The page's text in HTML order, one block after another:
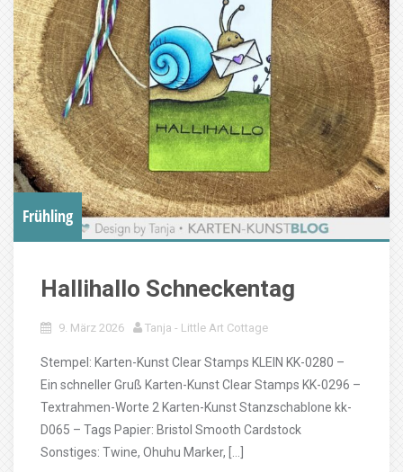
Frühling
Hallihallo Schneckentag
9. März 2026 Tanja - Little Art Cottage
Stempel: Karten-Kunst Clear Stamps KLEIN KK-0280 –
Ein schneller Gruß Karten-Kunst Clear Stamps KK-0296 –
Textrahmen-Worte 2 Karten-Kunst Stanzschablone kk-
D065 – Tags Papier: Bristol Smooth Cardstock
Sonstiges: Twine, Ohuhu Marker, […]